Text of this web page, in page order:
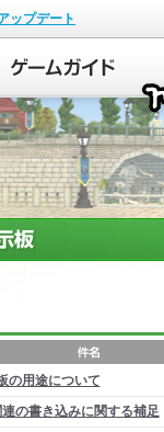
ップデート
の用途について
の書き込みに関する補足